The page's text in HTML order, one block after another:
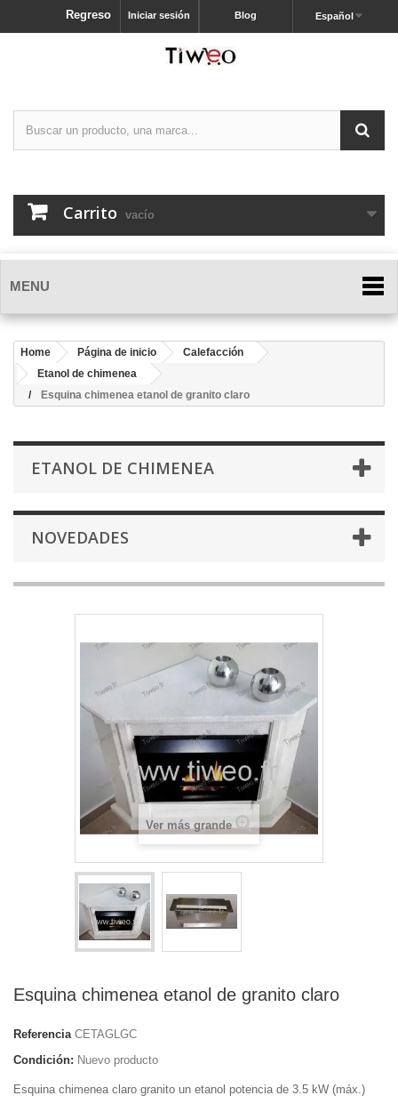
Español
Blog
Iniciar sesión
Regreso
Carrito vacío
MENU
Home Página de inicio
Calefacción
Etanol de chimenea
Esquina chimenea etanol de granito claro
ETANOL DE CHIMENEA
NOVEDADES
Ver más grande
Esquina chimenea etanol de granito claro
Referencia CETAGLGC
Condición: Nuevo producto
Esquina chimenea claro granito un etanol potencia de 3.5 kW (máx.)